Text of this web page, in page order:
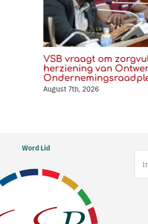
VSB vraagt om
herziening van
August 7th, 2026
Word Lid